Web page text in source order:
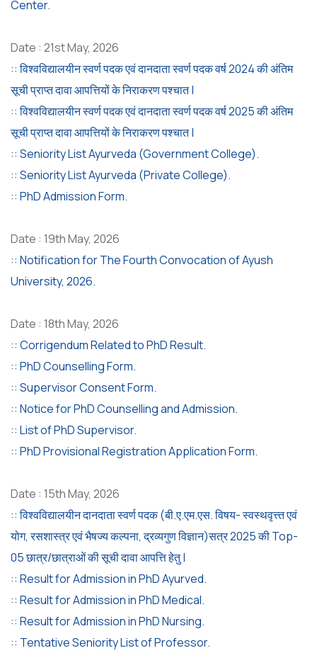
Center.
Date : 21st May, 2026
:: विश्वविद्यालयीन स्वर्ण पदक एवं दानदाता स्वर्ण पदक वर्ष 2024 की अंतिम
सूची प्राप्त दावा आपत्तियों के निराकरण पश्चात |
:: विश्वविद्यालयीन स्वर्ण पदक एवं दानदाता स्वर्ण पदक वर्ष 2025 की अंतिम
सूची प्राप्त दावा आपत्तियों के निराकरण पश्चात |
:: Seniority List Ayurveda (Government College).
:: Seniority List Ayurveda (Private College).
:: PhD Admission Form.
Date : 19th May, 2026
:: Notification for The Fourth Convocation of Ayush
University, 2026.
Date : 18th May, 2026
:: Corrigendum Related to PhD Result.
:: PhD Counselling Form.
:: Supervisor Consent Form.
:: Notice for PhD Counselling and Admission.
:: List of PhD Supervisor.
:: PhD Provisional Registration Application Form.
Date : 15th May, 2026
:: विश्वविद्यालयीन दानदाता स्वर्ण पदक (बी.ए.एम.एस. विषय- स्वस्थवृत्त्त एवं
योग, रसशास्त्र एवं भैषज्य कल्पना, द्रव्यगुण विज्ञान)सत्र 2025 की Top-
05 छात्र/छात्राओं की सूची दावा आपत्ति हेतु |
:: Result for Admission in PhD Ayurved.
:: Result for Admission in PhD Medical.
:: Result for Admission in PhD Nursing.
:: Tentative Seniority List of Professor.